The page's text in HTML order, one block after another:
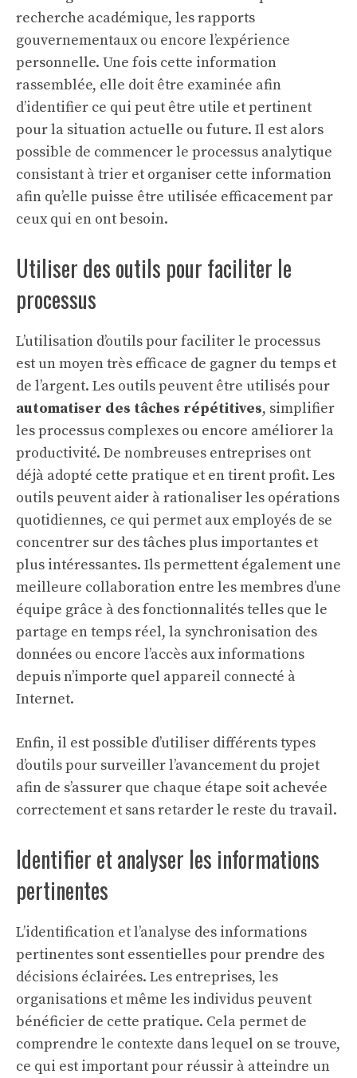
recherche académique, les rapports
gouvernementaux ou encore l’expérience
personnelle. Une fois cette information
rassemblée, elle doit être examinée afin
d’identifier ce qui peut être utile et pertinent
pour la situation actuelle ou future. Il est alors
possible de commencer le processus analytique
consistant à trier et organiser cette information
afin qu’elle puisse être utilisée efficacement par
ceux qui en ont besoin.
Utiliser des outils pour faciliter le
processus
L’utilisation d’outils pour faciliter le processus
est un moyen très efficace de gagner du temps et
de l’argent. Les outils peuvent être utilisés pour
automatiser des tâches répétitives, simplifier
les processus complexes ou encore améliorer la
productivité. De nombreuses entreprises ont
déjà adopté cette pratique et en tirent profit. Les
outils peuvent aider à rationaliser les opérations
quotidiennes, ce qui permet aux employés de se
concentrer sur des tâches plus importantes et
plus intéressantes. Ils permettent également une
meilleure collaboration entre les membres d’une
équipe grâce à des fonctionnalités telles que le
partage en temps réel, la synchronisation des
données ou encore l’accès aux informations
depuis n’importe quel appareil connecté à
Internet.
Enfin, il est possible d’utiliser différents types
d’outils pour surveiller l’avancement du projet
afin de s’assurer que chaque étape soit achevée
correctement et sans retarder le reste du travail.
Identifier et analyser les informations
pertinentes
L’identification et l’analyse des informations
pertinentes sont essentielles pour prendre des
décisions éclairées. Les entreprises, les
organisations et même les individus peuvent
bénéficier de cette pratique. Cela permet de
comprendre le contexte dans lequel on se trouve,
ce qui est important pour réussir à atteindre un